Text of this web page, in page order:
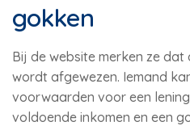
gokken
Bij de website merken ze
wordt afgewezen. Iemand
voorwaarden voor een
voldoende inkomen en een